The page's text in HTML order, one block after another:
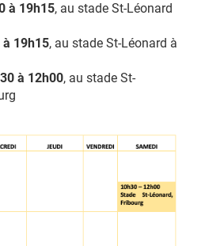
à 19h15, au stade St-Léonard
à 19h15, au stade St-Léonard à
à 12h00, au stade St-